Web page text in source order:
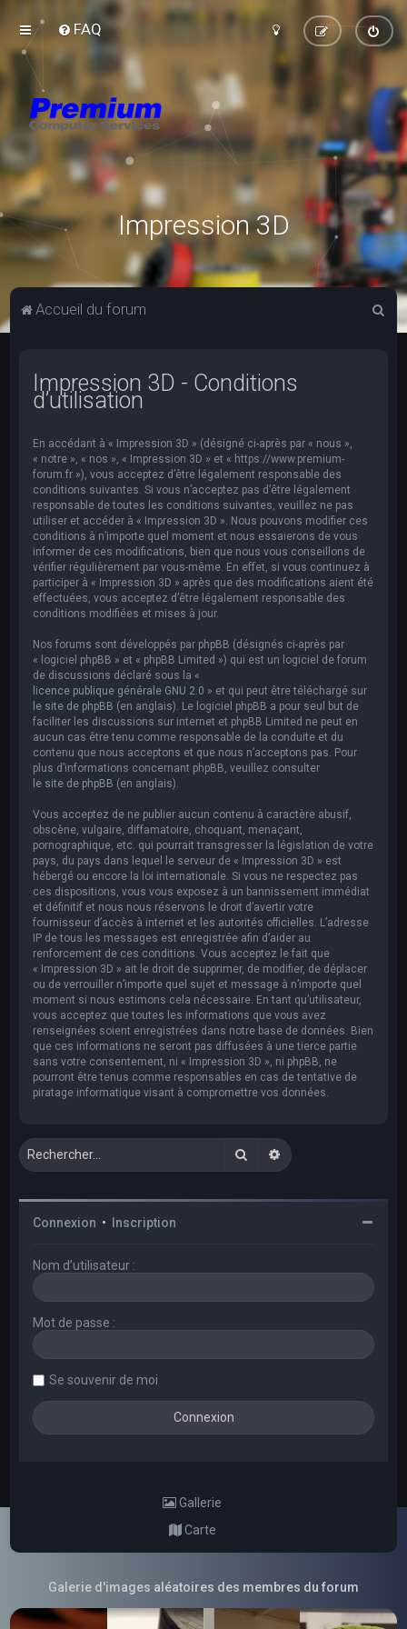
FAQ
Impression 3D
Accueil du forum
Impression 3D - Conditions
d’utilisation
En accédant à « Impression 3D » (désigné ci-après par « nous »,
« notre », « nos », « Impression 3D » et « https://www.premium-
forum.fr »), vous acceptez d’être légalement responsable des
conditions suivantes. Si vous n’acceptez pas d’être légalement
responsable de toutes les conditions suivantes, veuillez ne pas
utiliser et accéder à « Impression 3D ». Nous pouvons modifier ces
conditions à n’importe quel moment et nous essaierons de vous
informer de ces modifications, bien que nous vous conseillons de
vérifier régulièrement par vous-même. En effet, si vous continuez à
participer à « Impression 3D » après que des modifications aient été
effectuées, vous acceptez d’être légalement responsable des
conditions modifiées et mises à jour.
Nos forums sont développés par phpBB (désignés ci-après par
« logiciel phpBB » et « phpBB Limited ») qui est un logiciel de forum
de discussions déclaré sous la «
licence publique générale GNU 2.0 » et qui peut être téléchargé sur
le site de phpBB (en anglais). Le logiciel phpBB a pour seul but de
faciliter les discussions sur internet et phpBB Limited ne peut en
aucun cas être tenu comme responsable de la conduite et du
contenu que nous acceptons et que nous n’acceptons pas. Pour
plus d’informations concernant phpBB, veuillez consulter
le site de phpBB (en anglais).
Vous acceptez de ne publier aucun contenu à caractère abusif,
obscène, vulgaire, diffamatoire, choquant, menaçant,
pornographique, etc. qui pourrait transgresser la législation de votre
pays, du pays dans lequel le serveur de « Impression 3D » est
hébergé ou encore la loi internationale. Si vous ne respectez pas
ces dispositions, vous vous exposez à un bannissement immédiat
et définitif et nous nous réservons le droit d’avertir votre
fournisseur d’accès à internet et les autorités officielles. L’adresse
IP de tous les messages est enregistrée afin d’aider au
renforcement de ces conditions. Vous acceptez le fait que
« Impression 3D » ait le droit de supprimer, de modifier, de déplacer
ou de verrouiller n’importe quel sujet et message à n’importe quel
moment si nous estimons cela nécessaire. En tant qu’utilisateur,
vous acceptez que toutes les informations que vous avez
renseignées soient enregistrées dans notre base de données. Bien
que ces informations ne seront pas diffusées à une tierce partie
sans votre consentement, ni « Impression 3D », ni phpBB, ne
pourront être tenus comme responsables en cas de tentative de
piratage informatique visant à compromettre vos données.
RechercherRecherche avancée
Connexion • Inscription
Nom d’utilisateur :
Mot de passe :
Se souvenir de moi
Gallerie
Carte
Galerie d'images aléatoires des membres du forum